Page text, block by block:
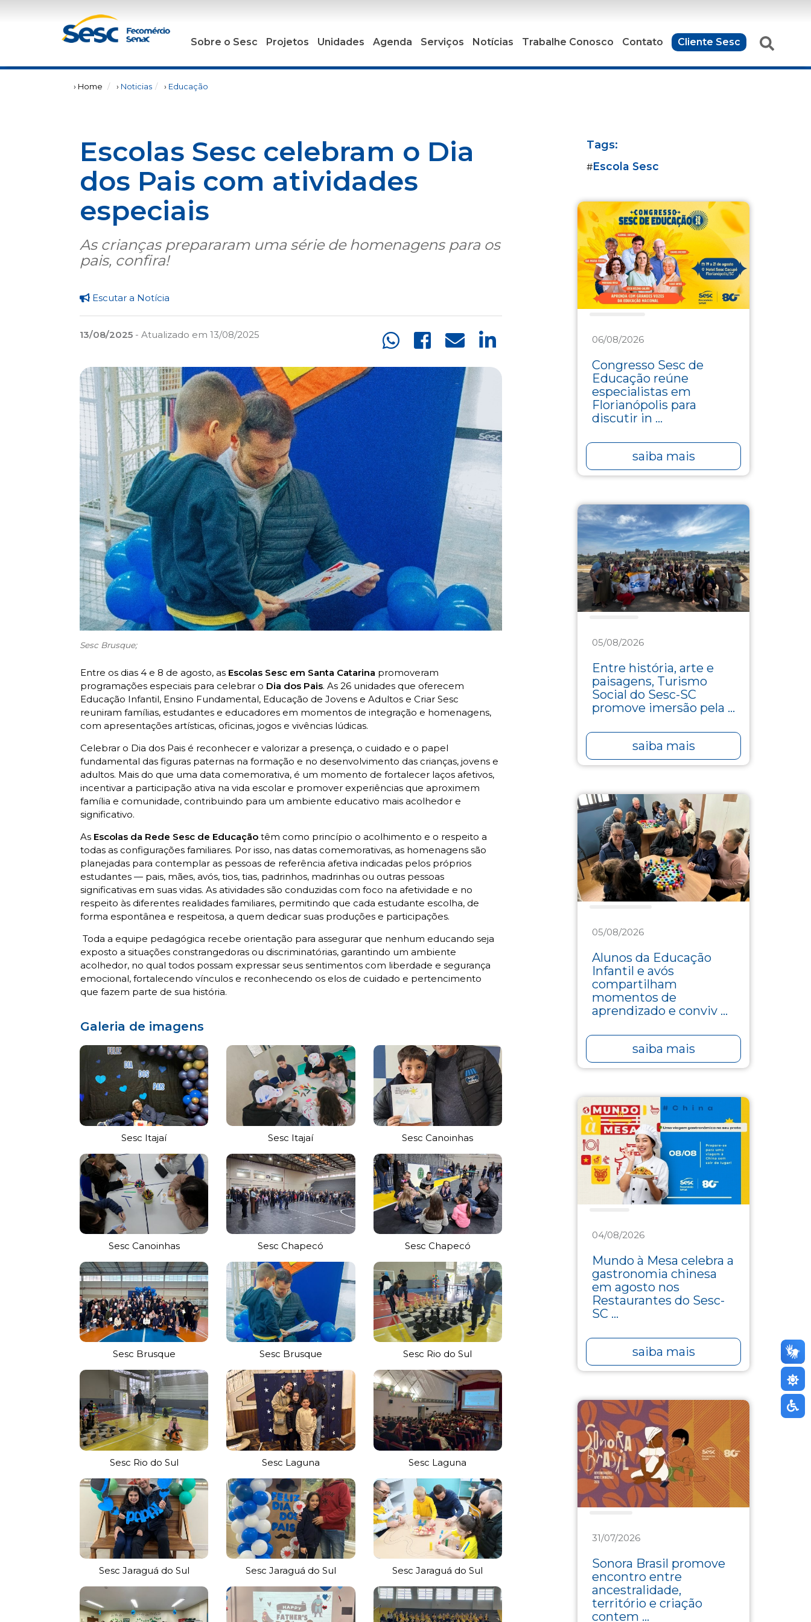
Sobre o Sesc Projetos Unidades Agenda Serviços Notícias Trabalhe Conosco Contato Cliente Sesc
› Home › Noticias › Educação
Escolas Sesc celebram o Dia
dos Pais com atividades
especiais
As crianças prepararam uma série de homenagens para os
pais, confira!
Escutar a Notícia
13/08/2025 - Atualizado em 13/08/2025
Sesc Brusque;
Entre os dias 4 e 8 de agosto, as Escolas Sesc em Santa Catarina promoveram
programações especiais para celebrar o Dia dos Pais. As 26 unidades que oferecem
Educação Infantil, Ensino Fundamental, Educação de Jovens e Adultos e Criar Sesc
reuniram famílias, estudantes e educadores em momentos de integração e homenagens,
com apresentações artísticas, oficinas, jogos e vivências lúdicas.
Celebrar o Dia dos Pais é reconhecer e valorizar a presença, o cuidado e o papel
fundamental das figuras paternas na formação e no desenvolvimento das crianças, jovens e
adultos. Mais do que uma data comemorativa, é um momento de fortalecer laços afetivos,
incentivar a participação ativa na vida escolar e promover experiências que aproximem
família e comunidade, contribuindo para um ambiente educativo mais acolhedor e
significativo.
As Escolas da Rede Sesc de Educação têm como princípio o acolhimento e o respeito a
todas as configurações familiares. Por isso, nas datas comemorativas, as homenagens são
planejadas para contemplar as pessoas de referência afetiva indicadas pelos próprios
estudantes — pais, mães, avós, tios, tias, padrinhos, madrinhas ou outras pessoas
significativas em suas vidas. As atividades são conduzidas com foco na afetividade e no
respeito às diferentes realidades familiares, permitindo que cada estudante escolha, de
forma espontânea e respeitosa, a quem dedicar suas produções e participações.
Toda a equipe pedagógica recebe orientação para assegurar que nenhum educando seja
exposto a situações constrangedoras ou discriminatórias, garantindo um ambiente
acolhedor, no qual todos possam expressar seus sentimentos com liberdade e segurança
emocional, fortalecendo vínculos e reconhecendo os elos de cuidado e pertencimento
que fazem parte de sua história.
Galeria de imagens
Sesc Itajaí Sesc Itajaí Sesc Canoinhas
Sesc Canoinhas Sesc Chapecó Sesc Chapecó
Sesc Brusque Sesc Brusque Sesc Rio do Sul
Sesc Rio do Sul Sesc Laguna Sesc Laguna
Sesc Jaraguá do Sul Sesc Jaraguá do Sul Sesc Jaraguá do Sul
Tags:
#Escola Sesc
06/08/2026
Congresso Sesc de
Educação reúne
especialistas em
Florianópolis para
discutir in ...
saiba mais
05/08/2026
Entre história, arte e
paisagens, Turismo
Social do Sesc-SC
promove imersão pela ...
saiba mais
05/08/2026
Alunos da Educação
Infantil e avós
compartilham
momentos de
aprendizado e conviv ...
saiba mais
04/08/2026
Mundo à Mesa celebra a
gastronomia chinesa
em agosto nos
Restaurantes do Sesc-
SC ...
saiba mais
31/07/2026
Sonora Brasil promove
encontro entre
ancestralidade,
território e criação
contem ...